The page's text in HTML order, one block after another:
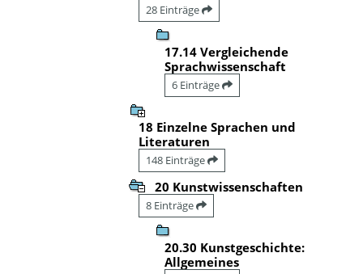
28 Einträge
17.14 Vergleichende
Sprachwissenschaft
6 Einträge
18 Einzelne Sprachen und
Literaturen
148 Einträge
20 Kunstwissenschaften
8 Einträge
20.30 Kunstgeschichte:
Allgemeines